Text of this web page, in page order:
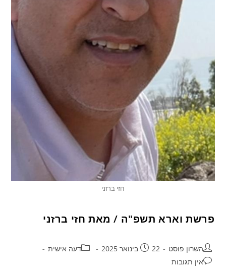
חזי ברזני
פרשת וארא תשפ"ה / מאת חזי ברזני
השרון פוסט 22 בינואר 2025
דעה אישית
אין תגובות